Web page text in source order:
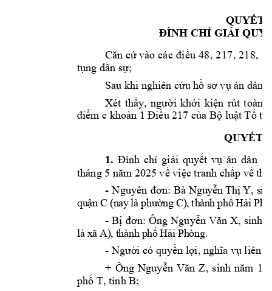
QUYẾT
ĐÌNH CHỈ GIẢI
Căn cứ vào các điều 48, 217, 218, 2
tụng dân sự;
Sau khi nghiên cứu hồ sơ vụ án dân
Xét thấy, người khởi kiện rút toàn
điểm c khoản 1 Điều 217 của Bộ luật Tố
QUYẾT
1. Đình chỉ giải quyết vụ án dân
tháng 5 năm 2025 về việc tranh chấp về t
- Nguyên đơn: Bà Nguyễn Thị Y, si
quận C (naylàphường C), thành phốHải Ph
- Bị đơn: Ông Nguyễn Văn X, sinh
là xã A), thành phốHải Phòng.
- Người có quyền lợi, nghĩa vụ liên
+ Ông Nguyễn Văn Z, sinh năm 19
phố T, tỉnh B;